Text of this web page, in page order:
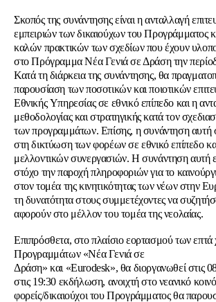
Σκοπός της συνάντησης είναι η ανταλλαγή
εμπειριών των δικαιούχων του Προγράμματος
καλών πρακτικών των σχεδίων που έχουν
στο Πρόγραμμα Νέα Γενιά σε Δράση την
Κατά τη διάρκεια της συνάντησης, θα
παρουσίαση των ποσοτικών και ποιοτικών
Εθνικής Υπηρεσίας σε εθνικό επίπεδο και η
μεθοδολογίας και στρατηγικής κατά τον
των προγραμμάτων. Επίσης, η συνάντηση αυτή
στη δικτύωση των φορέων σε εθνικό επίπεδο
μελλοντικών συνεργασιών. Η συνάντηση αυτή
στόχο την παροχή πληροφοριών για το
στον τομέα της κινητικότητας των νέων στην
τη δυνατότητα στους συμμετέχοντες να
αφορούν στο μέλλον του τομέα της νεολαίας.
Επιπρόσθετα, στο πλαίσιο εορτασμού των
Προγραμμάτων «Νέα Γενιά σε
Δράση» και «Eurodesk», θα διοργανωθεί στις
στις 19:30 εκδήλωση, ανοιχτή στο νεανικό
φορείς/δικαιούχοι του Προγράμματος θα